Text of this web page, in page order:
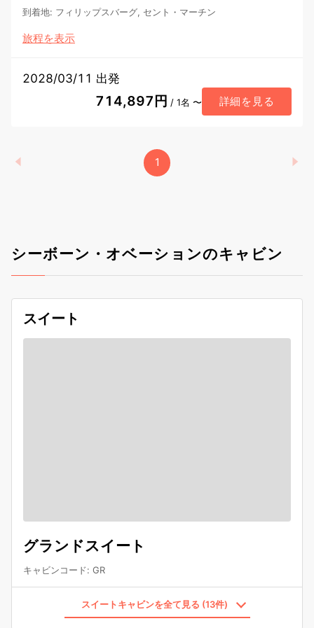
到着地: フィリップスバーグ, セント・マーチン
旅程を表示
2028/03/11 出発
714,897円 / 1名 〜 詳細を見る
1
シーボーン・オベーションのキャビン
スイート
グランドスイート
キャビンコード: GR
スイートキャビンを全て見る (13件)